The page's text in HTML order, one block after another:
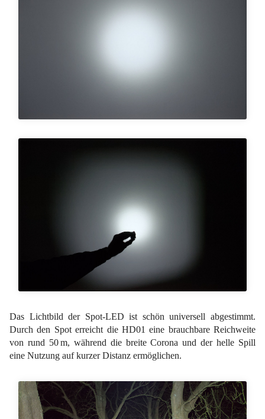
Das Lichtbild der Spot-LED ist schön universell abgestimmt.
Durch den Spot erreicht die HD01 eine brauchbare Reichweite
von rund 50 m, während die breite Corona und der helle Spill
eine Nutzung auf kurzer Distanz ermöglichen.